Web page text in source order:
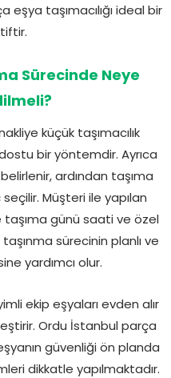
taşımacılığı ideal bir
Sürecinde Neye
küçük taşımacılık
bir yöntemdir. Ayrıca
ardından taşıma
Müşteri ile yapılan
günü saati ve özel
sürecinin planlı ve
yardımcı olur.
ekip eşyaları evden alır
Ordu İstanbul parça
güvenliği ön planda
dikkatle yapılmaktadır.